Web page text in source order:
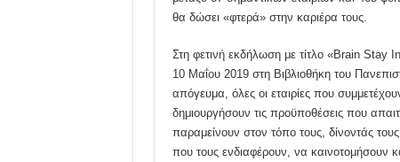
θα δώσει «φτερά» στην καριέρα τους.
Στη φετινή εκδήλωση με τίτλο «Brain Stay
10 Μαΐου 2019 στη Βιβλιοθήκη του
απόγευμα, όλες οι εταιρίες που
δημιουργήσουν τις προϋποθέσεις που
παραμείνουν στον τόπο τους, δίνοντάς
που τους ενδιαφέρουν, να καινοτομήσουν